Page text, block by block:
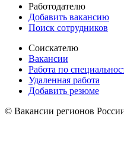
Работодателю
Добавить вакансию
Поиск сотрудников
Соискателю
Вакансии
Работа по
Удаленная работа
Добавить резюме
© Вакансии регионов